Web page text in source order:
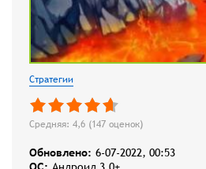
Стратегии
Средняя: 4,6 (147 оценок)
Обновлено: 6-07-2022, 00:53